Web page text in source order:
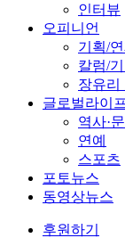
인터뷰
오피니언
기획/연
칼럼/
장유리
글로벌라이프
역사·
연예
스포츠
포토뉴스
동영상뉴스
후원하기